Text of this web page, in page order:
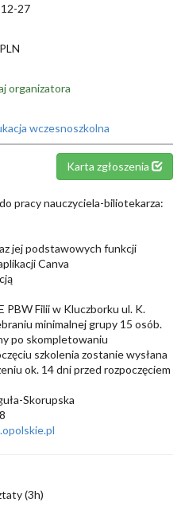
27
organizatora
wczesnoszkolna
Karta zgłoszenia
pracy nauczyciela-biliotekarza:
jej podstawowych funkcji
Canva
PBW Filii w Kluczborku ul. K.
minimalnej grupy 15 osób.
po skompletowaniu
szkolenia zostanie wysłana
ok. 14 dni przed rozpoczęciem
Skorupska
(3h)